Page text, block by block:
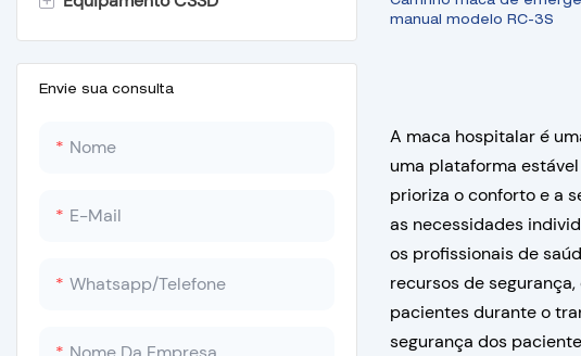
Máquina desfibriladora
Aquecedor Radiante Infantil
Unidade de Fototerapia Infantil
Placa de medição de altura de
Muac
Autoclave portátil
Autoclave de mesa
Autoclave vertical para lixo
Autoclave de óxido de etileno
Envie sua consulta
Nome
E-Mail
Whatsapp/Telefone
manual modelo RC-3S
A maca hospitalar é
uma plataforma
prioriza o conforto e a
as necessidades
os profissionais de
recursos de
pacientes durante o
segurança dos